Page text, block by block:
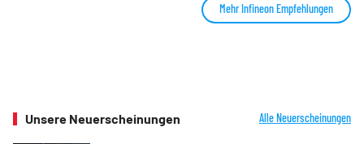
Mehr Infineon Empfehlungen
Unsere Neuerscheinungen Alle Neuerscheinungen